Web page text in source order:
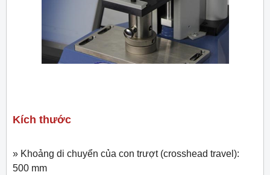
Kích thước
» Khoảng di chuyển của con trượt (crosshead travel):
500 mm